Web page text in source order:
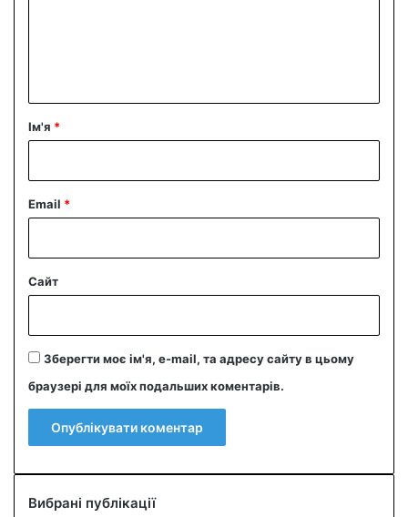
р
Ім'я *
Email *
Сайт
Зберегти моє ім'я, e-mail, та адресу сайту в цьому
браузері для моїх подальших коментарів.
Вибрані публікації